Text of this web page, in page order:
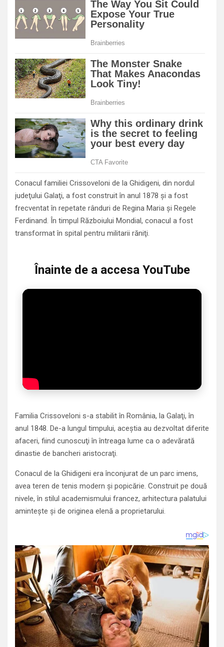
Conacul familiei Crissoveloni de la Ghidigeni, din nordul
judeţului Galaţi, a fost construit în anul 1878 şi a fost
frecventat în repetate rânduri de Regina Maria şi Regele
Ferdinand. În timpul Războiului Mondial, conacul a fost
transformat în spital pentru militarii răniţi.
Înainte de a accesa YouTube
Familia Crissoveloni s-a stabilit în România, la Galaţi, în
anul 1848. De-a lungul timpului, aceştia au dezvoltat diferite
afaceri, fiind cunoscuţi în întreaga lume ca o adevărată
dinastie de bancheri aristocraţi.
Conacul de la Ghidigeni era înconjurat de un parc imens,
avea teren de tenis modern şi popicărie. Construit pe două
nivele, în stilul academismului francez, arhitectura palatului
aminteşte şi de originea elenă a proprietarului.